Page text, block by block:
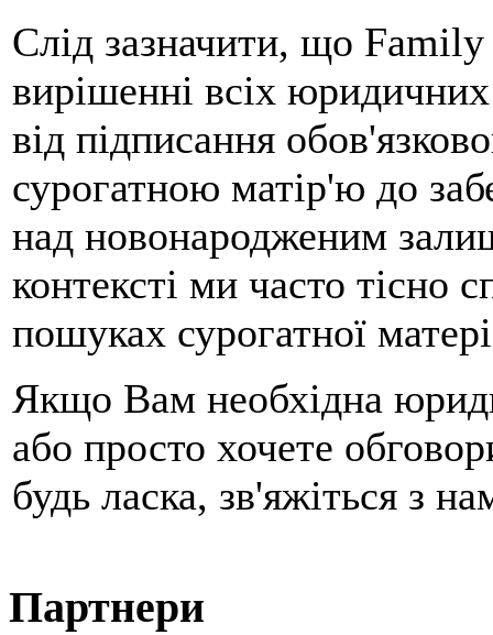
Слід зазначити, що Family
вирішенні всіх
від підписання
сурогатною матір'ю до
над новонародженим
контексті ми часто тісно
пошуках сурогатної
Якщо Вам необхідна
або просто хочете
будь ласка, зв'яжіться з
Партнери